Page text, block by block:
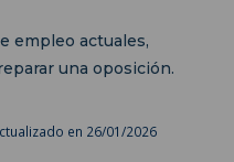
empleo actuales,
una oposición.
en 26/01/2026